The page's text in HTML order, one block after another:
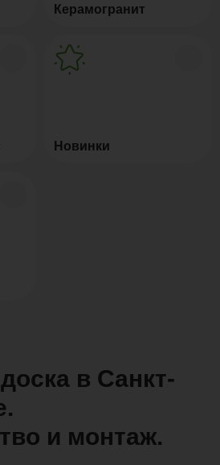
Керамогранит
Новинки
в Санкт-
и монтаж.